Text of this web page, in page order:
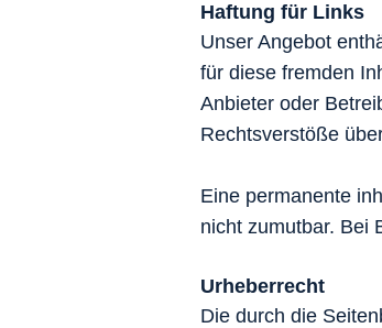
Haftung für Links
Unser Angebot
für diese fremden
Anbieter oder
Rechtsverstöße
Eine permanente
nicht zumutbar. Bei
Urheberrecht
Die durch die